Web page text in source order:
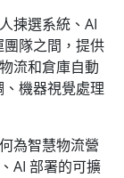
揀選系統、AI
隊之間，提供
流和倉庫自動
機器視覺處理
為智慧物流營
AI 部署的可擴